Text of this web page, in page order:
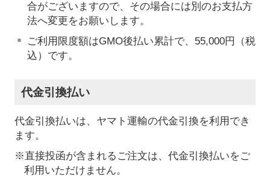
合がございますので、その場合には別のお支払方
法へ変更をお願いします。
ご利用限度額はGMO後払い累計で、55,000円（税
込）です。
代金引換払い
代金引換払いは、ヤマト運輸の代金引換を利用でき
ます。
※直接投函が含まれるご注文は、代金引換払いをご
利用いただけません。